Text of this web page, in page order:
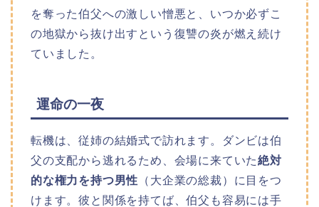
を奪った伯父への激しい憎悪と、いつか必ずこ
の地獄から抜け出すという復讐の炎が燃え続け
ていました。
運命の一夜
転機は、従姉の結婚式で訪れます。ダンビは伯
父の支配から逃れるため、会場に来ていた絶対
的な権力を持つ男性 （大企業の総裁）に目をつ
けます。彼と関係を持てば、伯父も容易には手